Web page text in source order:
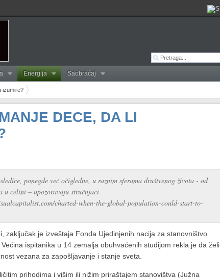
Energija Saobraćaj
izumire?
DECE, DA LI
ponegde već očigledne, u raznim sferama društvenog života - od
u celini – upozoravaju stručnjaci
charted-when-the-global-population-could-start-to-
zaključak je izveštaja Fonda Ujedinjenih nacija za stanovništvo
ispitanika u 14 zemalja obuhvaćenih studijom rekla je da želi
vezana za zapošljavanje i stanje sveta.
prihodima i višim ili nižim priraštajem stanovištva (Južna